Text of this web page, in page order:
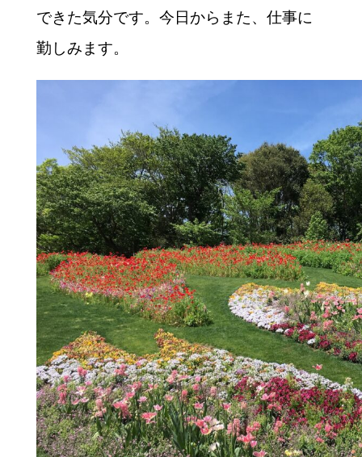
できた気分です。今日からまた、仕事に
勤しみます。